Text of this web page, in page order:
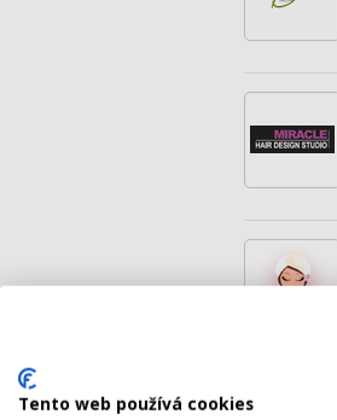
Tento web používá cookies